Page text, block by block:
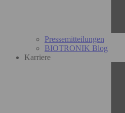
Pressemitteilungen
BIOTRONIK Blog
Karriere